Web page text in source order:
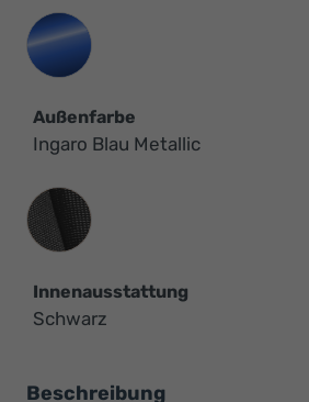
Außenfarbe
Ingaro Blau Metallic
Innenausstattung
Innenausstattung
Schwarz
Beschreibung